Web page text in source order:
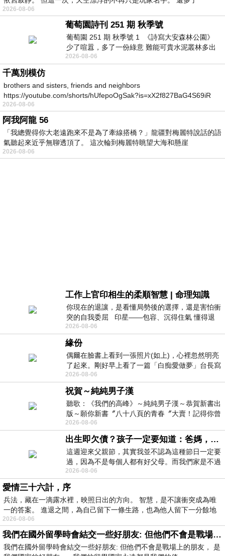
2026-08-06
葡萄園詩刊 251 期 秋季號
葡萄園 251 期 秋季號 1 《詩寫大安森林公園》
少了喧囂，多了一份綠意 難能可貴水泥叢林多出
一
2026-08-06
千萬別模仿
brothers and sisters, friends and neighbors
https://youtube.com/shorts/hUfepoOgSak?is=xX2f827BaG4S69iR
https
2026-08-06
阿我阿龍 56
「我總覺得你大老遠跑來不是為了牽線搭橋？」龍疆對梅麗特說話的語
氣聽起來近乎無聊透頂了。 這次輪到梅麗特眺望大海和懸崖
2026-08-06
工作上官印相生的柔順智慧 | 命理知識
你現在的退讓，是看懂局勢後的選擇，還是害怕衝
突的自我委屈 印星——包容、沉得住氣 懂得退
一步觀察，不會
2026-08-06
緣份
偶爾在臉書上看到一張照片(如上)，心裡忽然明亮
了起來。剛好早上看了一篇「白痴愛做夢」台長寫
的貼文，在回顧年輕時瘋狂愛上
2026-08-06
祝賀～純純男子漢
聽歌：《我們的高峰》～純純男子漢～恭賀新書出
版～願你新書〞八十八頁的青春〞大賣！記得你曾
經在我的版留言…「好讚的圖^^感覺大家
2026-08-06
出生即欠債？孩子一定要知道：爸媽，其實我不欠你們
這週迎來父親節，其實我並不認為這種節日一定要
過，因為不是每個人都有好父母。而我們家是不過
節的，平時也沒什麼儀式感，生活趨近冷
2026-08-06
愛情三十六計，序
兵法，藏在一滴露水裡，映照日出的方向。 智慧，是不讓衝突成為唯
一的答案。 進退之間，為自己留下一條生路，也為他人留下一分餘地
2026-08-06
我們在國外留學時會結交一些好朋友: 但他們不會是戰場上的朋友
我們在國外留學時會結交一些好朋友: 但他們不會是戰場上的朋友， 是